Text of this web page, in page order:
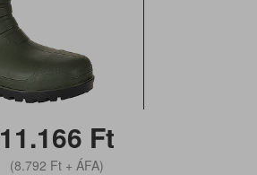
11.166 Ft
(8.792 Ft+ ÁFA)